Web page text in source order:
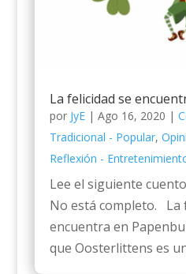
La felicidad se
por JyE| Ago 16, 2020 |
Tradicional - Popular,
Reflexión -
Lee el siguiente
No está completo. La
encuentra en
que Oosterlittens es